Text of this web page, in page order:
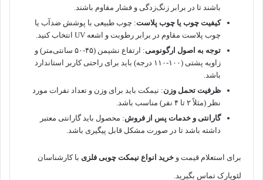
باشند تا در برابر زنگ‌زدگی و فشار مقاوم باشند.
کیفیت چوب یا چوب پلاست: چوب طبیعی با پوشش ضدآب یا
چوب پلاست مقاوم در برابر رطوبت و اشعه UV انتخاب کنید.
توجه به اصول ارگونومی
: ارتفاع نشیمن (۴۵-۵۰ سانتی‌متر) و
زاویه پشتی (۱۰۰-۱۱۰ درجه) باید برای راحتی کاربر استاندارد
باشد.
ظرفیت تحمل وزن: نیمکت باید برای وزن و تعداد نفرات مورد
نظر (مثلاً ۲ تا ۴ نفر) مناسب باشد.
گارانتی و خدمات پس از فروش: محصول باید گارانتی معتبر
داشته باشد تا در صورت مشکل قابل پیگیری باشد.
برای استعلام قیمت و خرید انواع نیمکت چوبی فلزی با کارشناسان
لئوپارک تماس بگیرید.